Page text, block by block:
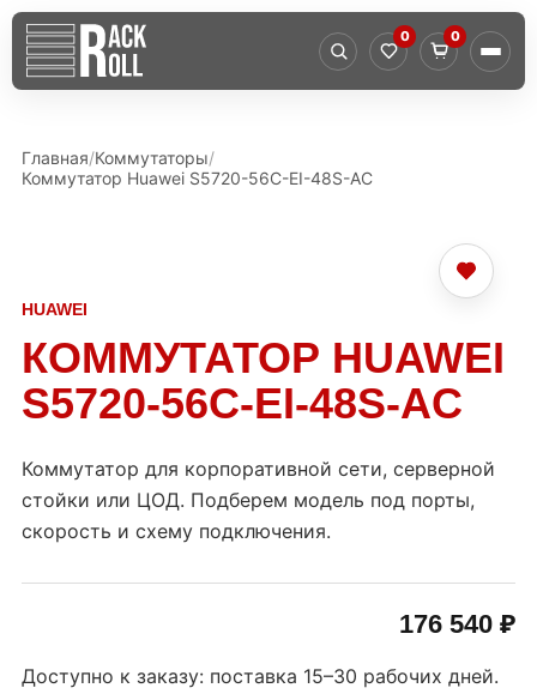
0 0
Главная Коммутаторы
Коммутатор Huawei S5720-56C-EI-48S-AC
HUAWEI
КОММУТАТОР HUAWEI
S5720-56C-EI-48S-AC
Коммутатор для корпоративной сети, серверной
стойки или ЦОД. Подберем модель под порты,
скорость и схему подключения.
176 540 ₽
Доступно к заказу: поставка 15–30 рабочих дней.